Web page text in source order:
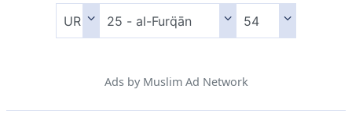
Ads by Muslim Ad Network